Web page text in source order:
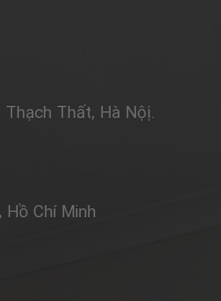
Thạch Thất, Hà Nộị.
Hồ Chí Minh